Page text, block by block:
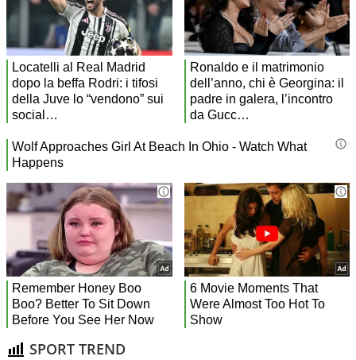
SPORT TREND